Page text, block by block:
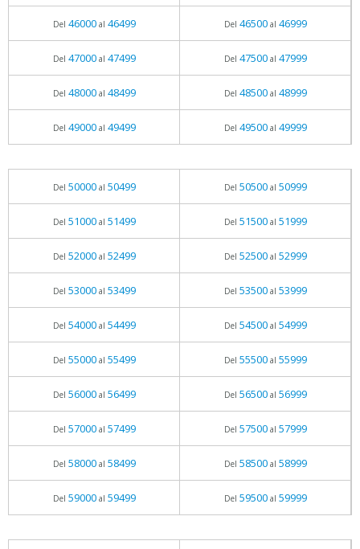
Del 46000al 46499 Del 46500al 46999
Del 47000al 47499 Del 47500al 47999
Del 48000al 48499 Del 48500al 48999
Del 49000al 49499 Del 49500al 49999
Del 50000al 50499 Del 50500al 50999
Del 51000al 51499 Del 51500al 51999
Del 52000al 52499 Del 52500al 52999
Del 53000al 53499 Del 53500al 53999
Del 54000al 54499 Del 54500al 54999
Del 55000al 55499 Del 55500al 55999
Del 56000al 56499 Del 56500al 56999
Del 57000al 57499 Del 57500al 57999
Del 58000al 58499 Del 58500al 58999
Del 59000al 59499 Del 59500al 59999